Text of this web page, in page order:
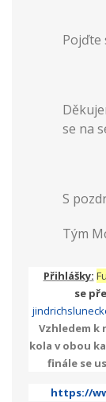
Pojďte
se na
S
Tým
Přihlášky:
se
Vzhledem
kola v obou
finále se
https://